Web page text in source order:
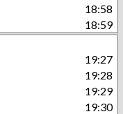
18:58
18:59
19:27
19:28
19:29
19:30